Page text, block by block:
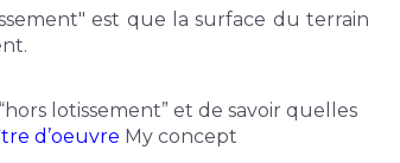
est que la surface du terrain
lotissement” et de savoir quelles
d’oeuvre My concept